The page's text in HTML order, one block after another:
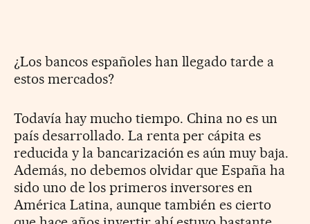
¿Los bancos españoles han llegado tarde a
estos mercados?
Todavía hay mucho tiempo. China no es un
país desarrollado. La renta per cápita es
reducida y la bancarización es aún muy baja.
Además, no debemos olvidar que España ha
sido uno de los primeros inversores en
América Latina, aunque también es cierto